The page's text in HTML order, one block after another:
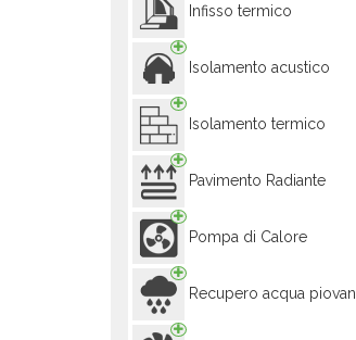
Infisso termico
Isolamento acustico
Isolamento termico
Pavimento Radiante
Pompa di Calore
Recupero acqua